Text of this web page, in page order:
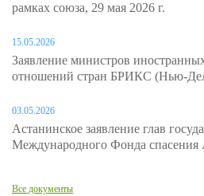
рамках союза, 29 мая 2026 г.
15.05.2026
Заявление министров
отношений стран БРИКС (Нью-
03.05.2026
Астанинское заявление глав
Международного Фонда спасения
Все документы